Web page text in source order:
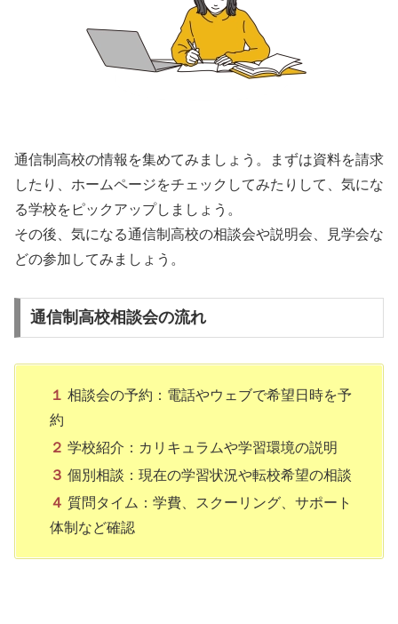
通信制高校の情報を集めてみましょう。まずは資料を請求
したり、ホームページをチェックしてみたりして、気にな
る学校をピックアップしましょう。
その後、気になる通信制高校の相談会や説明会、見学会な
どの参加してみましょう。
通信制高校相談会の流れ
１ 相談会の予約：電話やウェブで希望日時を予
約
２ 学校紹介：カリキュラムや学習環境の説明
３ 個別相談：現在の学習状況や転校希望の相談
４ 質問タイム：学費、スクーリング、サポート
体制など確認